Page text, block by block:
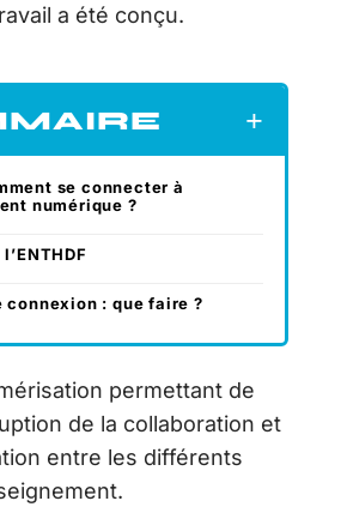
a été conçu.
se connecter à
numérique ?
connexion : que faire ?
permettant de
de la collaboration et
entre les différents